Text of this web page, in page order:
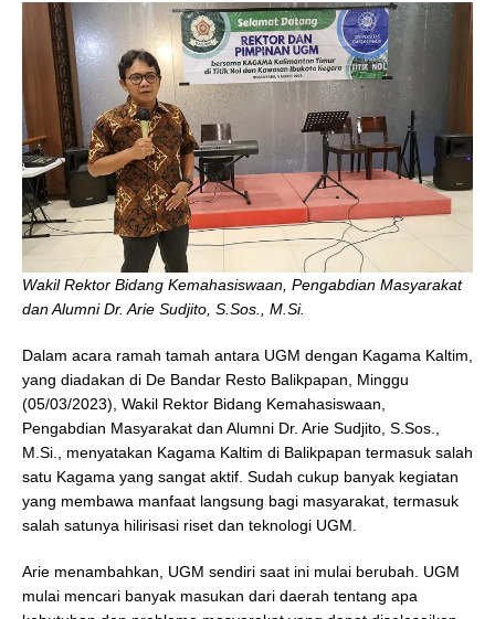
Wakil Rektor Bidang Kemahasiswaan, Pengabdian Masyarakat
dan Alumni Dr. Arie Sudjito, S.Sos., M.Si.
Dalam acara ramah tamah antara UGM dengan Kagama Kaltim,
yang diadakan di De Bandar Resto Balikpapan, Minggu
(05/03/2023), Wakil Rektor Bidang Kemahasiswaan,
Pengabdian Masyarakat dan Alumni Dr. Arie Sudjito, S.Sos.,
M.Si., menyatakan Kagama Kaltim di Balikpapan termasuk salah
satu Kagama yang sangat aktif. Sudah cukup banyak kegiatan
yang membawa manfaat langsung bagi masyarakat, termasuk
salah satunya hilirisasi riset dan teknologi UGM.
Arie menambahkan, UGM sendiri saat ini mulai berubah. UGM
mulai mencari banyak masukan dari daerah tentang apa